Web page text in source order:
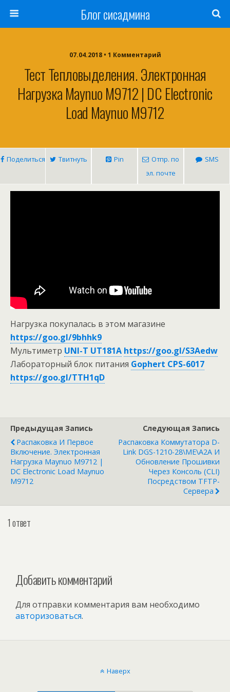
Блог сисадмина
07.04.2018 • 1 Комментарий
Тест Тепловыделения. Электронная
Нагрузка Maynuo M9712 | DC Electronic
Load Maynuo M9712
Поделиться Твитнуть Pin
Отпр. по
эл. почте
SMS
Нагрузка покупалась в этом магазине
https://goo.gl/9bhhk9
Мультиметр UNI-T UT181A https://goo.gl/S3Aedw
Лабораторный блок питания Gophert CPS-6017
https://goo.gl/TTH1qD
Предыдущая Запись
Распаковка И Первое
Включение. Электронная
Нагрузка Maynuo M9712 |
DC Electronic Load Maynuo
M9712
Следующая Запись
Распаковка Коммутатора D-
Link DGS-1210-28\ME\A2A И
Обновление Прошивки
Через Консоль (CLI)
Посредством TFTP-
Сервера
1 ответ
Добавить комментарий
Для отправки комментария вам необходимо
авторизоваться.
Наверх